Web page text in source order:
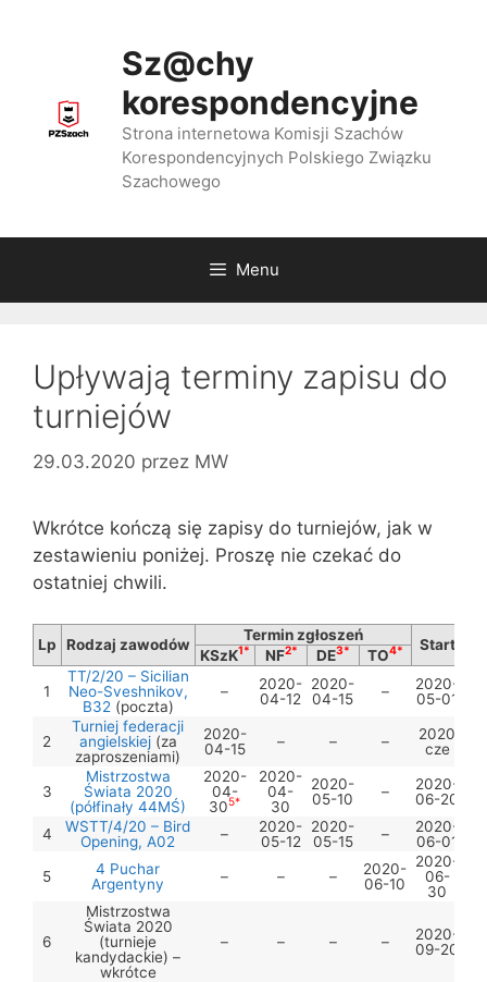
Sz@chy
korespondencyjne
Strona internetowa Komisji Szachów
Korespondencyjnych Polskiego Związku
Szachowego
Menu
Upływają terminy zapisu do
turniejów
29.03.2020 przez MW
Wkrótce kończą się zapisy do turniejów, jak w
zestawieniu poniżej. Proszę nie czekać do
ostatniej chwili.
Lp Rodzaj zawodów
Termin zgłoszeń
Start
KSzK1* NF2* DE3* TO4*
1
TT/2/20 – Sicilian
Neo-Sveshnikov,
B32 (poczta)
–
2020-
04-12
2020-
04-15
–
2020-
05-01
2
Turniej federacji
angielskiej(za
zaproszeniami)
2020-
04-15
– – –
2020
cze
3
Mistrzostwa
Świata 2020
(półfinały 44MŚ)
2020-
04-
305*
2020-
04-
30
2020-
05-10
–
2020-
06-20
4
WSTT/4/20 – Bird
Opening, A02
–
2020-
05-12
2020-
05-15
–
2020-
06-01
5
4 Puchar
Argentyny
– – –
2020-
06-10
2020-
06-
30
6
Mistrzostwa
Świata 2020
(turnieje
kandydackie) –
wkrótce
– – – –
2020-
09-20